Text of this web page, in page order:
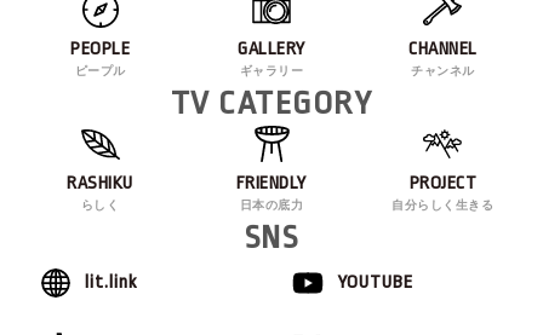
PEOPLE
ピープル
GALLERY
ギャラリー
CHANNEL
チャンネル
TV CATEGORY
RASHIKU
らしく
FRIENDLY
日本の底力
PROJECT
自分らしく生きる
SNS
lit.link YOUTUBE